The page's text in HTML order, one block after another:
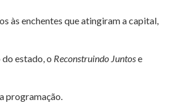
às enchentes que atingiram a capital,
estado, o Reconstruindo Juntose
programação.